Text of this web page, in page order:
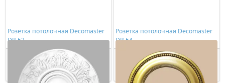
Розетка потолочная Decomaster
DR 52
2858,00 ₽/шт
Купить
Розетка потолочная Decomaster
DR 54
2197,00 ₽/шт
Купить